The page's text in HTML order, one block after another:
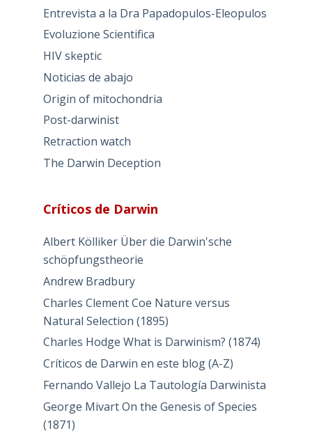
Entrevista a la Dra Papadopulos-Eleopulos
Evoluzione Scientifica
HIV skeptic
Noticias de abajo
Origin of mitochondria
Post-darwinist
Retraction watch
The Darwin Deception
Críticos de Darwin
Albert Kölliker Über die Darwin'sche
schöpfungstheorie
Andrew Bradbury
Charles Clement Coe Nature versus
Natural Selection (1895)
Charles Hodge What is Darwinism? (1874)
Críticos de Darwin en este blog (A-Z)
Fernando Vallejo La Tautología Darwinista
George Mivart On the Genesis of Species
(1871)